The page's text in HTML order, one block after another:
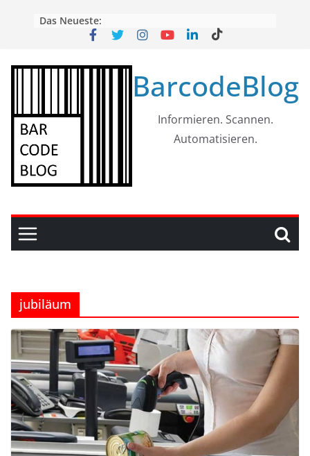
Das Neueste:
BarcodeBlog
Informieren. Scannen.
Automatisieren.
jubiläum